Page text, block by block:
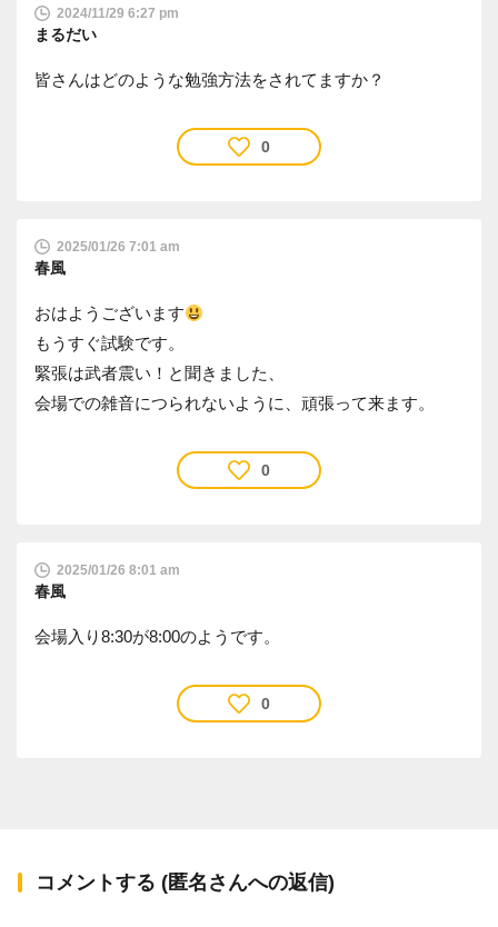
2024/11/29 6:27 pm
まるだい
皆さんはどのような勉強方法をされてますか？
0
2025/01/26 7:01 am
春風
おはようございます
もうすぐ試験です。
緊張は武者震い！と聞きました、
会場での雑音につられないように、頑張って来ます。
0
2025/01/26 8:01 am
春風
会場入り8:30が8:00のようです。
0
コメントする (匿名さんへの返信)